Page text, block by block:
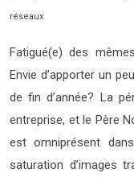
réseaux
Fatigué(e) des
Envie d’apporter un
de fin d’année? La
entreprise, et le Père
est omniprésent
saturation d’images